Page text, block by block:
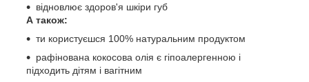
відновлює здоров'я шкіри губ
А також:
ти користуєшся 100% натуральним продуктом
рафінована кокосова олія є гіпоалергенною і
підходить дітям і вагітним